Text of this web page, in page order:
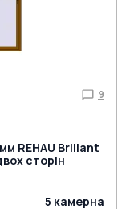
9
REHAU Brillant
сторін
5 камерна